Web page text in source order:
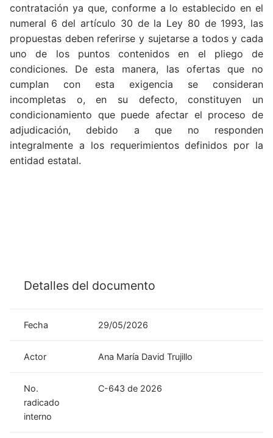
contratación ya que, conforme a lo establecido en el
numeral 6 del artículo 30 de la Ley 80 de 1993, las
propuestas deben referirse y sujetarse a todos y cada
uno de los puntos contenidos en el pliego de
condiciones. De esta manera, las ofertas que no
cumplan con esta exigencia se consideran
incompletas o, en su defecto, constituyen un
condicionamiento que puede afectar el proceso de
adjudicación, debido a que no responden
integralmente a los requerimientos definidos por la
entidad estatal.
Detalles del documento
Fecha 29/05/2026
Actor Ana María David Trujillo
No.
radicado
interno
C-643 de 2026